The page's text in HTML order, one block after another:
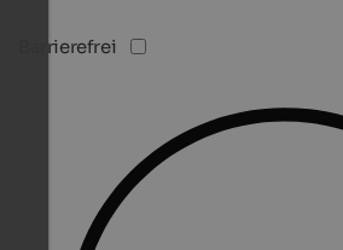
Barrierefrei